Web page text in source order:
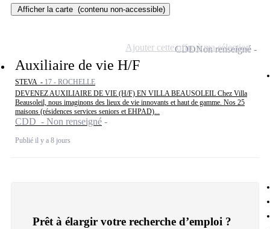
Afficher la carte (contenu non-accessible)
Auxiliaire de vie H/F
STEVA - 17 - ROCHELLE
DEVENEZ AUXILIAIRE DE VIE (H/F) EN VILLA BEAUSOLEIL Chez Villa
Beausoleil, nous imaginons des lieux de vie innovants et haut de gamme. Nos 25
maisons (résidences services seniors et EHPAD)...
CDD - Non renseigné
Publié il y a 8 jours
CDDNon renseigné
Ajouter cette offre à ma sélection
Prêt à élargir votre recherche d’emploi ?